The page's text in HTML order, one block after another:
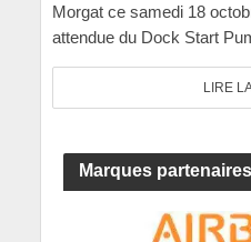
Morgat ce samedi 18
attendue du Dock Start
LIRE
Marques partenaires